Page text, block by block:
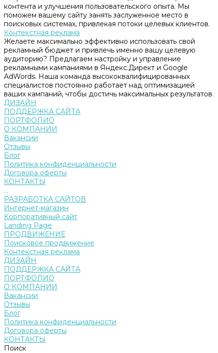
контента и улучшения пользовательского опыта. Мы
поможем вашему сайту занять заслуженное место в
поисковых системах, привлекая потоки целевых клиентов.
Контекстная реклама
Желаете максимально эффективно использовать свой
рекламный бюджет и привлечь именно вашу целевую
аудиторию? Предлагаем настройку и управление
рекламными кампаниями в Яндекс.Директ и Google
AdWords. Наша команда высококвалифицированных
специалистов постоянно работает над оптимизацией
ваших кампаний, чтобы достичь максимальных результатов.
ДИЗАЙН
ПОДДЕРЖКА САЙТА
ПОРТФОЛИО
О КОМПАНИИ
Вакансии
Отзывы
Блог
Политика конфиденциальности
Договора оферты
КОНТАКТЫ
...
РАЗРАБОТКА САЙТОВ
Интернет-магазин
Корпоративный сайт
Landing Page
ПРОДВИЖЕНИЕ
Поисковое продвижение
Контекстная реклама
ДИЗАЙН
ПОДДЕРЖКА САЙТА
ПОРТФОЛИО
О КОМПАНИИ
Вакансии
Отзывы
Блог
Политика конфиденциальности
Договора оферты
КОНТАКТЫ
Поиск